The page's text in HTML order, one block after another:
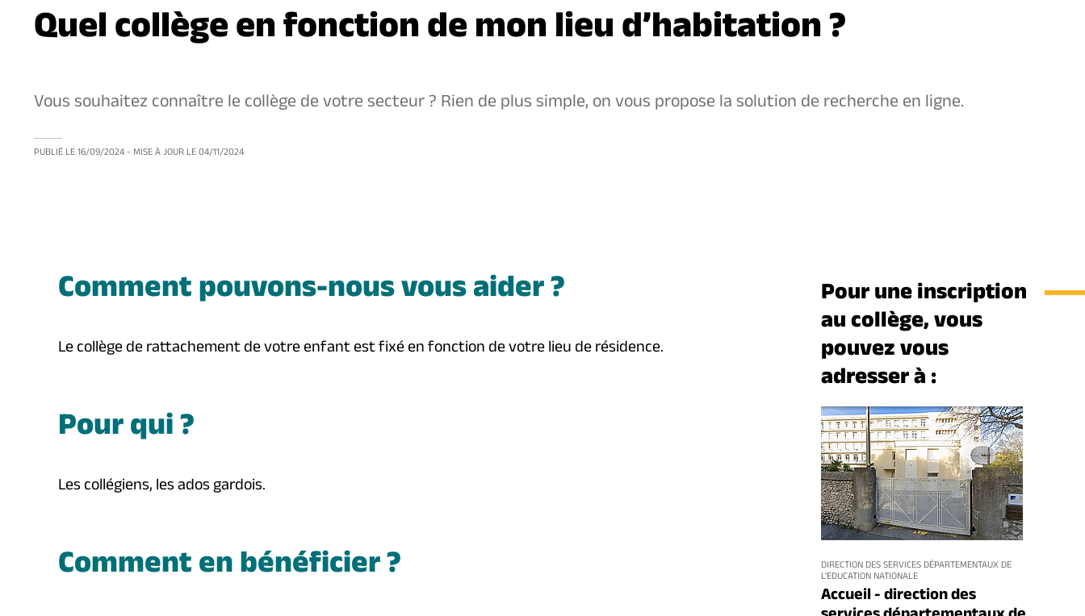
Quel collège en fonction de mon lieu d’habitation ?
Vous souhaitez connaître le collège de votre secteur ? Rien de plus simple, on vous propose la solution de recherche en ligne.
PUBLIÉ LE16/09/2024 - MISE À JOUR LE04/11/2024
Comment pouvons-nous vous aider ?
Le collège de rattachement de votre enfant est fixé en fonction de votre lieu de résidence.
Pour qui ?
Les collégiens, les ados gardois.
Comment en bénéficier ?
Pour une inscription
au collège, vous
pouvez vous
adresser à :
DIRECTION DES SERVICES DÉPARTEMENTAUX DE
L'EDUCATION NATIONALE
Accueil - direction des